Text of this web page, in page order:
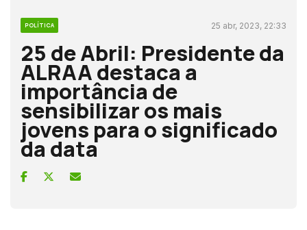
POLÍTICA 25 abr, 2023, 22:33
25 de Abril: Presidente da
ALRAA destaca a
importância de
sensibilizar os mais
jovens para o significado
da data